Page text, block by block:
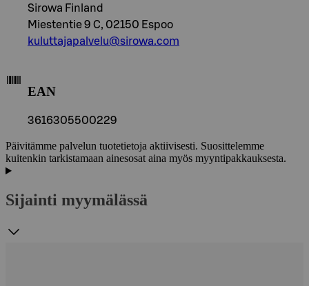
Sirowa Finland
Miestentie 9 C, 02150 Espoo
kuluttajapalvelu@sirowa.com
EAN
3616305500229
Päivitämme palvelun tuotetietoja aktiivisesti. Suosittelemme
kuitenkin tarkistamaan ainesosat aina myös myyntipakkauksesta.
Sijainti myymälässä